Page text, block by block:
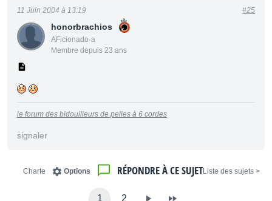
honorbrachios
AFicionado·a
Membre depuis 23 ans
11 Juin 2004 à 13:19 #25
le forum des bidouilleurs de pelles à 6 cordes
signaler
< Liste des sujets
RÉPONDRE À CE SUJET
Options
Charte
1 2